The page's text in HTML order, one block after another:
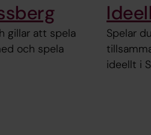
gillar att spela
och spela
Spelar
ideellt i